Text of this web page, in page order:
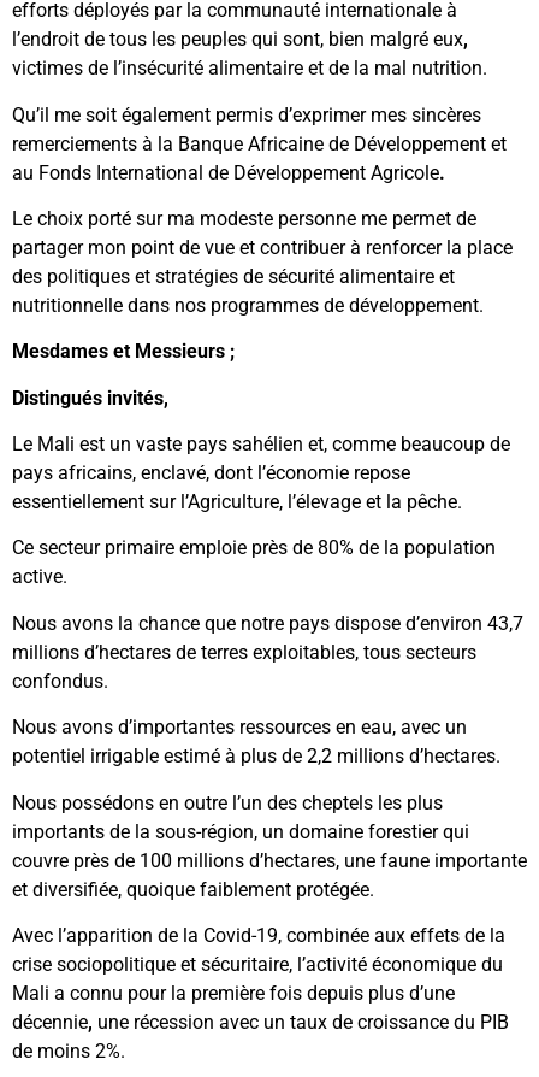
efforts déployés par la communauté internationale à
l’endroit de tous les peuples qui sont, bien malgré eux,
victimes de l’insécurité alimentaire et de la mal nutrition.
Qu’il me soit également permis d’exprimer mes sincères
remerciements à la Banque Africaine de Développement et
au Fonds International de Développement Agricole.
Le choix porté sur ma modeste personne me permet de
partager mon point de vue et contribuer à renforcer la place
des politiques et stratégies de sécurité alimentaire et
nutritionnelle dans nos programmes de développement.
Mesdames et Messieurs ;
Distingués invités,
Le Mali est un vaste pays sahélien et, comme beaucoup de
pays africains, enclavé, dont l’économie repose
essentiellement sur l’Agriculture, l’élevage et la pêche.
Ce secteur primaire emploie près de 80% de la population
active.
Nous avons la chance que notre pays dispose d’environ 43,7
millions d’hectares de terres exploitables, tous secteurs
confondus.
Nous avons d’importantes ressources en eau, avec un
potentiel irrigable estimé à plus de 2,2 millions d’hectares.
Nous possédons en outre l’un des cheptels les plus
importants de la sous-région, un domaine forestier qui
couvre près de 100 millions d’hectares, une faune importante
et diversifiée, quoique faiblement protégée.
Avec l’apparition de la Covid-19, combinée aux effets de la
crise sociopolitique et sécuritaire, l’activité économique du
Mali a connu pour la première fois depuis plus d’une
décennie, une récession avec un taux de croissance du PIB
de moins 2%.